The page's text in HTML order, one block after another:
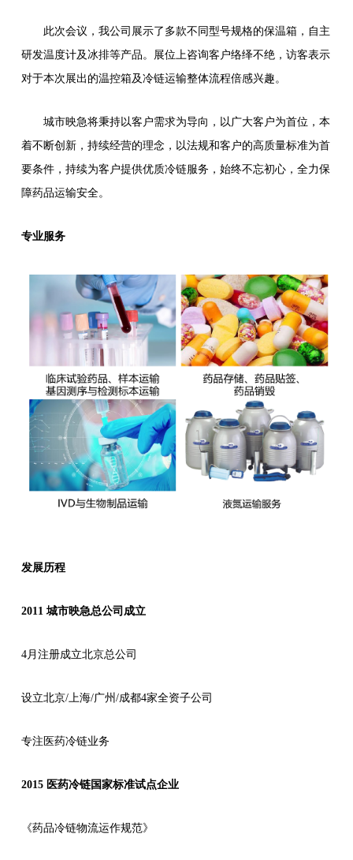
此次会议，我公司展示了多款不同型号规格的保温箱，自主
研发温度计及冰排等产品。展位上咨询客户络绎不绝，访客表示
对于本次展出的温控箱及冷链运输整体流程倍感兴趣。
城市映急将秉持以客户需求为导向，以广大客户为首位，本
着不断创新，持续经营的理念，以法规和客户的高质量标准为首
要条件，持续为客户提供优质冷链服务，始终不忘初心，全力保
障药品运输安全。
专业服务
发展历程
2011 城市映急总公司成立
4月注册成立北京总公司
设立北京/上海/广州/成都4家全资子公司
专注医药冷链业务
2015 医药冷链国家标准试点企业
《药品冷链物流运作规范》